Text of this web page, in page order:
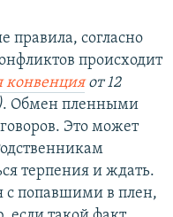
правила, согласно
происходит
конвенцияот 12
. Обмен пленными
Это может
терпения и ждать.
с попавшими в плен,